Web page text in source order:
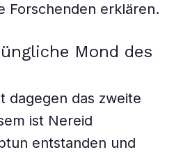
Forschenden erklären.
Mond des
dagegen das zweite
ist Nereid
entstanden und